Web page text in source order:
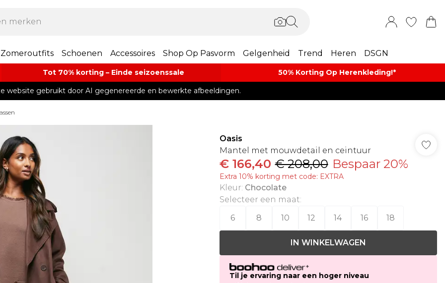
Zomeroutfits Schoenen Accessoires Shop Op Pasvorm Gelgenheid Trend Heren DSGN
Tot 70% korting – Einde seizoenssale 50% Korting Op Herenkleding​!*​
website gebruikt door AI gegenereerde en bewerkte afbeeldingen.
Oasis
Mantel met mouwdetail en ceintuur
€ 166,40 € 208,00 Bespaar 20%
Extra 10% korting met code: EXTRA
Kleur: Chocolate
Selecteer een maat:
6
8 10 12 14 16 18
IN WINKELWAGEN
Til je ervaring naar een hoger niveau